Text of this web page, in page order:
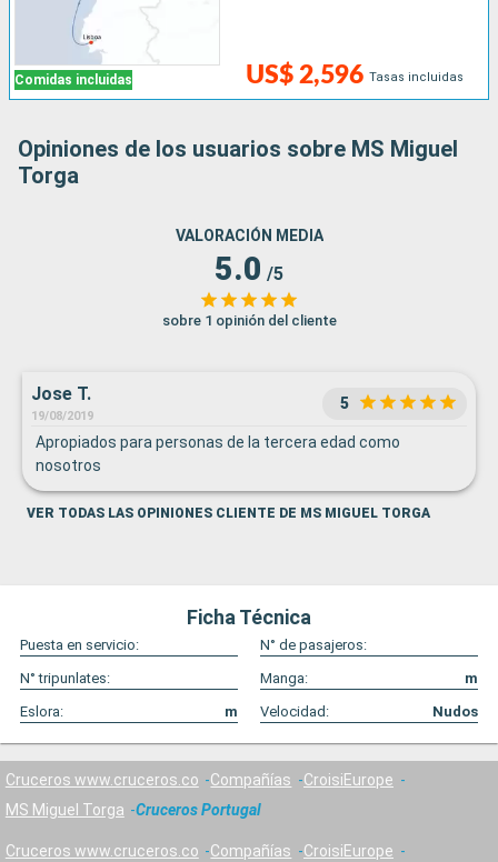
Comidas incluidas US$ 2,596 Tasas incluidas
Opiniones de los usuarios sobre MS Miguel
Torga
VALORACIÓN MEDIA
5.0 /5
sobre 1 opinión del cliente
Jose T.
19/08/2019
5
Apropiados para personas de la tercera edad como
nosotros
VER TODAS LAS OPINIONES CLIENTE DE MS MIGUEL TORGA
Ficha Técnica
Puesta en servicio:
N° de pasajeros:
N° tripunlates:
Manga:
m
Eslora:
m Velocidad: Nudos
Cruceros www.cruceros.co Compañías
CroisiEurope
MS Miguel Torga
Cruceros Portugal
Cruceros www.cruceros.co Compañías
CroisiEurope